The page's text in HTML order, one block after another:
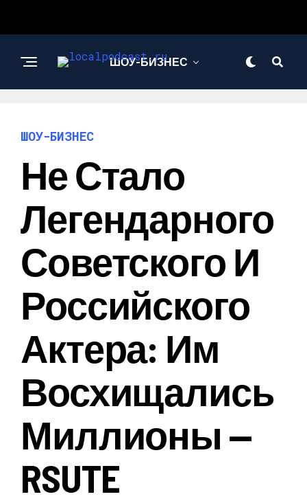
ШОУ-БИЗНЕС
ШОУ-БИЗНЕС
Не Стало
Легендарного
Советского И
Российского
Актера: Им
Восхищались
Миллионы —
RSUTE